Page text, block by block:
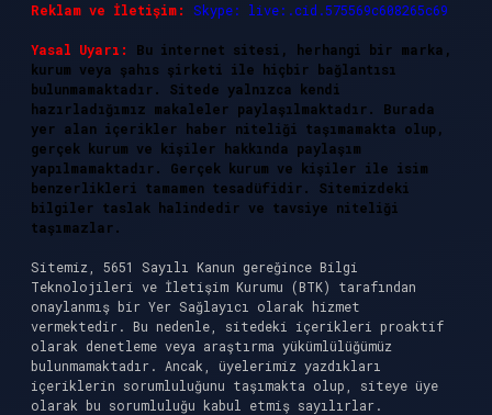
Reklam ve İletişim: Skype: live:.cid.575569c608265c69
Yasal Uyarı:
Bu internet sitesi, herhangi bir marka,
kurum veya şahıs şirketi ile hiçbir bağlantısı
bulunmamaktadır. Sitede yalnızca kendi
hazırladığımız makaleler paylaşılmaktadır. Burada
yer alan içerikler haber niteliği taşımamakta olup,
gerçek kurum ve kişiler hakkında paylaşım
yapılmamaktadır. Gerçek kurum ve kişiler ile isim
benzerlikleri tamamen tesadüfidir. Sitemizdeki
bilgiler taslak halindedir ve tavsiye niteliği
taşımazlar.
Sitemiz, 5651 Sayılı Kanun gereğince Bilgi
Teknolojileri ve İletişim Kurumu (BTK) tarafından
onaylanmış bir Yer Sağlayıcı olarak hizmet
vermektedir. Bu nedenle, sitedeki içerikleri proaktif
olarak denetleme veya araştırma yükümlülüğümüz
bulunmamaktadır. Ancak, üyelerimiz yazdıkları
içeriklerin sorumluluğunu taşımakta olup, siteye üye
olarak bu sorumluluğu kabul etmiş sayılırlar.